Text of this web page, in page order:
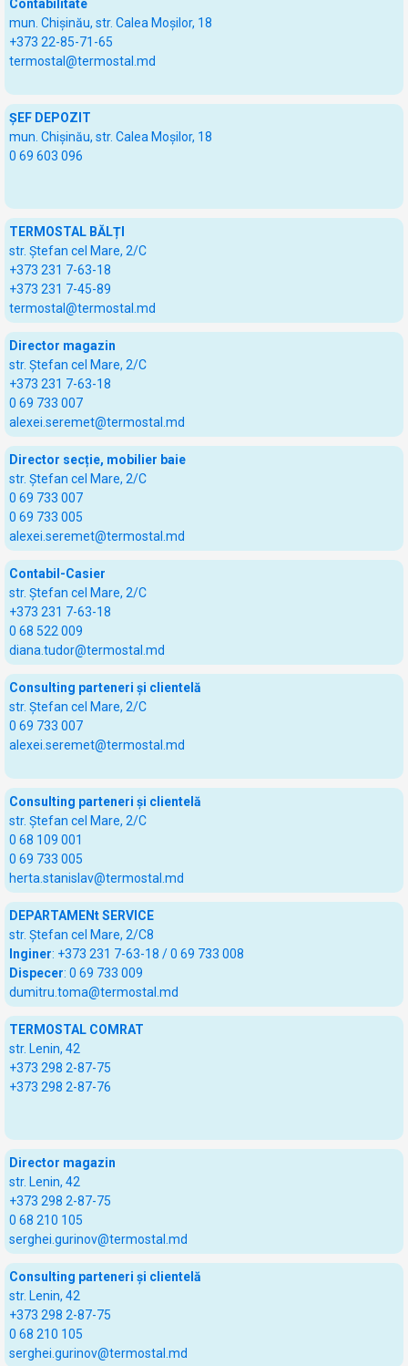
Contabilitate
mun. Chișinău, str. Calea Moșilor, 18
+373 22-85-71-65
termostal@termostal.md
ŞEF DEPOZIT
mun. Chișinău, str. Calea Moșilor, 18
0 69 603 096
TERMOSTAL BĂLȚI
str. Ștefan cel Mare, 2/C
+373 231 7-63-18
+373 231 7-45-89
termostal@termostal.md
Director magazin
str. Ștefan cel Mare, 2/C
+373 231 7-63-18
0 69 733 007
alexei.seremet@termostal.md
Director secție, mobilier baie
str. Ștefan cel Mare, 2/C
0 69 733 007
0 69 733 005
alexei.seremet@termostal.md
Contabil-Casier
str. Ștefan cel Mare, 2/C
+373 231 7-63-18
0 68 522 009
diana.tudor@termostal.md
Consulting parteneri și clientelă
str. Ștefan cel Mare, 2/C
0 69 733 007
alexei.seremet@termostal.md
Consulting parteneri și clientelă
str. Ștefan cel Mare, 2/C
0 68 109 001
0 69 733 005
herta.stanislav@termostal.md
DEPARTAMENt SERVICE
str. Ștefan cel Mare, 2/C8
Inginer: +373 231 7-63-18 / 0 69 733 008
Dispecer: 0 69 733 009
dumitru.toma@termostal.md
TERMOSTAL COMRAT
str. Lenin, 42
+373 298 2-87-75
+373 298 2-87-76
Director magazin
str. Lenin, 42
+373 298 2-87-75
0 68 210 105
serghei.gurinov@termostal.md
Consulting parteneri și clientelă
str. Lenin, 42
+373 298 2-87-75
0 68 210 105
serghei.gurinov@termostal.md